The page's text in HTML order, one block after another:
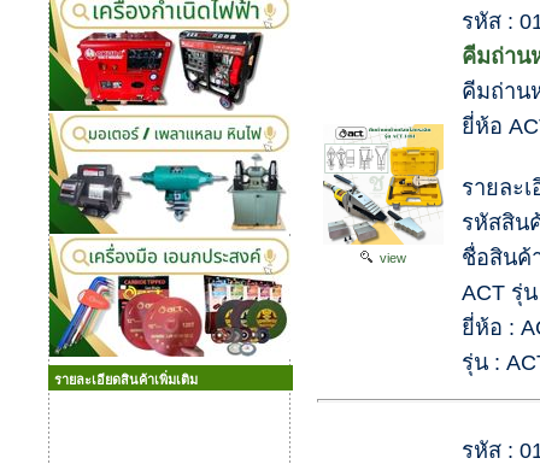
รายละเอียดสินค้าเพิ่มเติม
view
รหัส :
คีมถ่าน
คีมถ่าน
ยี่ห้อ
รายละ
รหัสสิน
ชื่อสินค้
ACT รุ่
ยี่ห้อ :
รุ่น :
รหัส :